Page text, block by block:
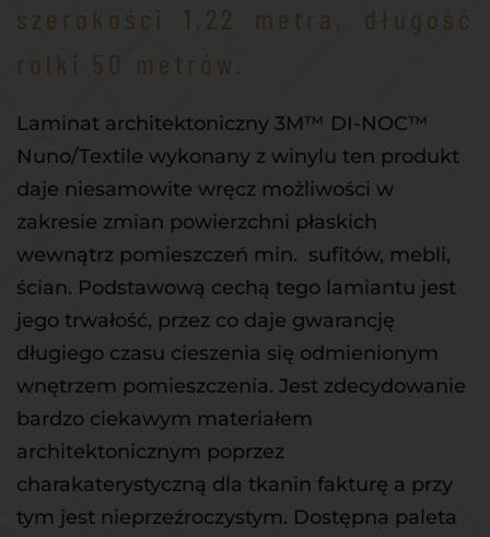
szerokości 1,22 metra, długość
rolki 50 metrów.
Laminat architektoniczny 3M™ DI-NOC™
Nuno/Textile wykonany z winylu ten produkt
daje niesamowite wręcz możliwości w
zakresie zmian powierzchni płaskich
wewnątrz pomieszczeń min.  sufitów, mebli,
ścian. Podstawową cechą tego lamiantu jest
jego trwałość, przez co daje gwarancję
długiego czasu cieszenia się odmienionym
wnętrzem pomieszczenia. Jest zdecydowanie
bardzo ciekawym materiałem
architektonicznym poprzez
charakaterystyczną dla tkanin fakturę a przy
tym jest nieprzeźroczystym. Dostępna paleta